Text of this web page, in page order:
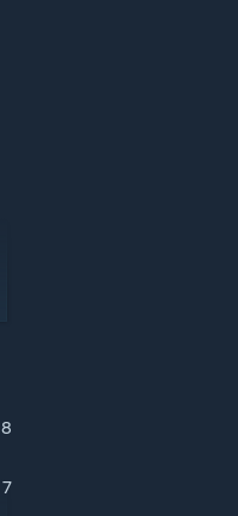
8
7